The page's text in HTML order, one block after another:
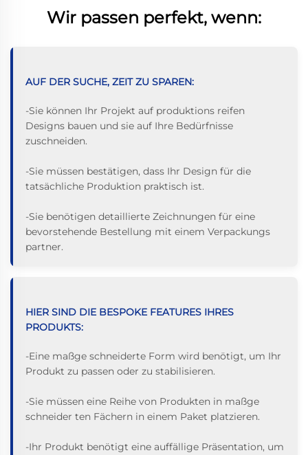
Wir passen perfekt, wenn:
AUF DER SUCHE, ZEIT ZU SPAREN:
-Sie können Ihr Projekt auf produktions reifen
Designs bauen und sie auf Ihre Bedürfnisse
zuschneiden.
-Sie müssen bestätigen, dass Ihr Design für die
tatsächliche Produktion praktisch ist.
-Sie benötigen detaillierte Zeichnungen für eine
bevorstehende Bestellung mit einem Verpackungs
partner.
HIER SIND DIE BESPOKE FEATURES IHRES
PRODUKTS:
-Eine maßge schneiderte Form wird benötigt, um Ihr
Produkt zu passen oder zu stabilisieren.
-Sie müssen eine Reihe von Produkten in maßge
schneider ten Fächern in einem Paket platzieren.
-Ihr Produkt benötigt eine auffällige Präsentation, um